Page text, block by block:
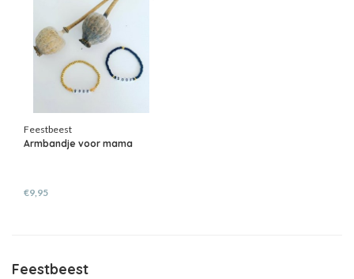
Feestbeest
Armbandje voor mama
€9,95
Feestbeest